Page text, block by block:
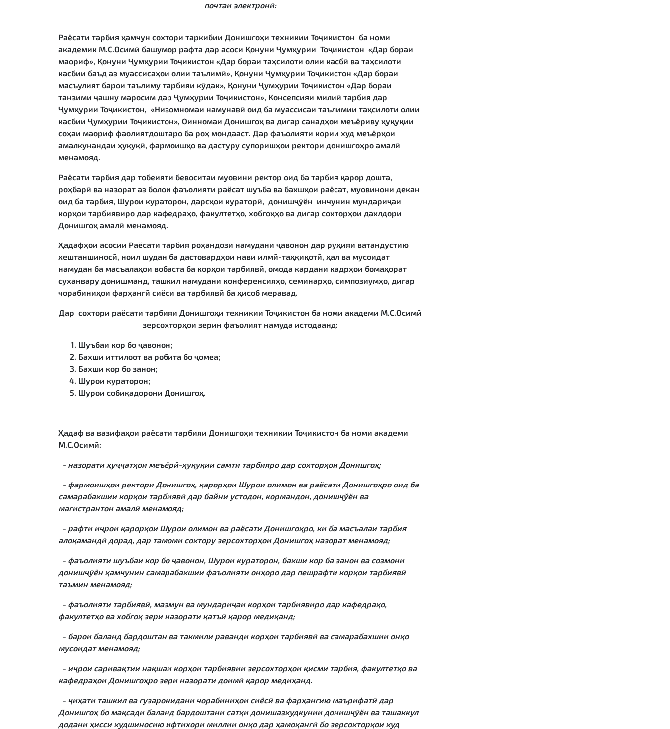
почтаи электронӣ:
Раёсати тарбия ҳамчун сохтори таркибии Донишгоҳи техникии Тоҷикистон ба номи
академик М.С.Осимӣ башумор рафта дар асоси Қонуни Ҷумҳурии Тоҷикистон «Дар бораи
маориф», Қонуни Ҷумҳурии Тоҷикистон «Дар бораи таҳсилоти олии касбӣ ва таҳсилоти
касбии баъд аз муассисаҳои олии таълимӣ», Қонуни Ҷумҳурии Тоҷикистон «Дар бораи
масъулият барои таълиму тарбияи кӯдак», Қонуни Ҷумҳурии Тоҷикистон «Дар бораи
танзими ҷашну маросим дар Ҷумҳурии Тоҷикистон», Консепсияи милиӣ тарбия дар
Ҷумҳурии Тоҷикистон, «Низомномаи намунавӣ оид ба муассисаи таълимии таҳсилоти олии
касбии Ҷумҳурии Тоҷикистон», Оинномаи Донишгоҳ ва дигар санадҳои меъёриву ҳуқуқии
соҳаи маориф фаолиятдоштаро ба роҳ мондааст. Дар фаъолияти кории худ меъёрҳои
амалкунандаи ҳуқуқӣ, фармоишҳо ва дастуру супоришҳои ректори донишгоҳро амалӣ
менамояд.
Раёсати тарбия дар тобеияти бевоситаи муовини ректор оид ба тарбия қарор дошта,
роҳбарӣ ва назорат аз болои фаъолияти раёсат шуъба ва бахшҳои раёсат, муовинони декан
оид ба тарбия, Шурои кураторон, дарсҳои кураторӣ, донишҷӯён инчунин мундариҷаи
корҳои тарбиявиро дар кафедраҳо, факултетҳо, хобгоҳҳо ва дигар сохторҳои дахлдори
Донишгоҳ амалӣ менамояд.
Ҳадафҳои асосии Раёсати тарбия роҳандозӣ намудани ҷавонон дар рӯҳияи ватандустию
хештаншиносӣ, ноил шудан ба дастовардҳои нави илмӣ-таҳқиқотӣ, ҳал ва мусоидат
намудан ба масъалаҳои вобаста ба корҳои тарбиявӣ, омода кардани кадрҳои бомаҳорат
суханвару донишманд, ташкил намудани конференсияҳо, семинарҳо, симпозиумҳо, дигар
чорабиниҳои фарҳангӣ сиёси ва тарбиявӣ ба ҳисоб меравад.
Дар сохтори раёсати тарбияи Донишгоҳи техникии Тоҷикистон ба номи академи М.С.Осимӣ
зерсохторҳои зерин фаъолият намуда истодаанд:
Шуъбаи кор бо ҷавонон;
Бахши иттилоот ва робита бо ҷомеа;
Бахши кор бо занон;
Шурои кураторон;
Шурои собиқадорони Донишгоҳ.
Ҳадаф ва вазифаҳои раёсати тарбияи Донишгоҳи техникии Тоҷикистон ба номи академи
М.С.Осимӣ:
- назорати ҳуҷҷатҳои меъёрӣ-ҳуқуқии самти тарбияро дар сохторҳои Донишгоҳ;
- фармоишҳои ректори Донишгоҳ, қарорҳои Шурои олимон ва раёсати Донишгоҳро оид ба
самарабахшии корҳои тарбиявӣ дар байни устодон, кормандон, донишҷўён ва
магистрантон амалӣ менамояд;
- рафти иҷрои қарорҳои Шурои олимон ва раёсати Донишгоҳро, ки ба масъалаи тарбия
алоқамандӣ дорад, дар тамоми сохтору зерсохторҳои Донишгоҳ назорат менамояд;
- фаъолияти шуъбаи кор бо ҷавонон, Шурои кураторон, бахши кор ба занон ва созмони
донишҷӯён ҳамчунин самарабахшии фаъолияти онҳоро дар пешрафти корҳои тарбиявӣ
таъмин менамояд;
- фаъолияти тарбиявӣ, мазмун ва мундариҷаи корҳои тарбиявиро дар кафедраҳо,
факултетҳо ва хобгоҳ зери назорати қатъӣ қарор медиҳанд;
- барои баланд бардоштан ва такмили раванди корҳои тарбиявӣ ва самарабахшии онҳо
мусоидат менамояд;
- иҷрои саривақтии нақшаи корҳои тарбиявии зерсохторҳои қисми тарбия, факултетҳо ва
кафедраҳои Донишгоҳро зери назорати доимӣ қарор медиҳанд.
- ҷиҳати ташкил ва гузаронидани чорабиниҳои сиёсӣ ва фарҳангию маърифатӣ дар
Донишгоҳ бо мақсади баланд бардоштани сатҳи донишазхудкунии донишҷӯён ва ташаккул
додани ҳисси худшиносию ифтихори миллии онҳо дар ҳамоҳангӣ бо зерсохторҳои худ